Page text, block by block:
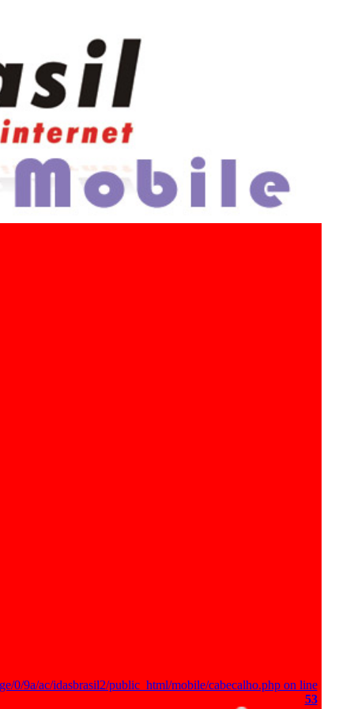
0/9a/ac/idasbrasil2/public_html/mobile/cabecalho.php on line
53